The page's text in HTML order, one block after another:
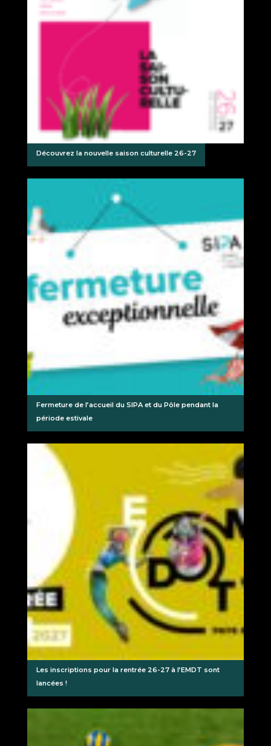
Découvrez la nouvelle saison culturelle 26-27
Fermeture de l’accueil du SIPA et du Pôle pendant la
période estivale
Les inscriptions pour la rentrée 26-27 à l’EMDT sont
lancées !